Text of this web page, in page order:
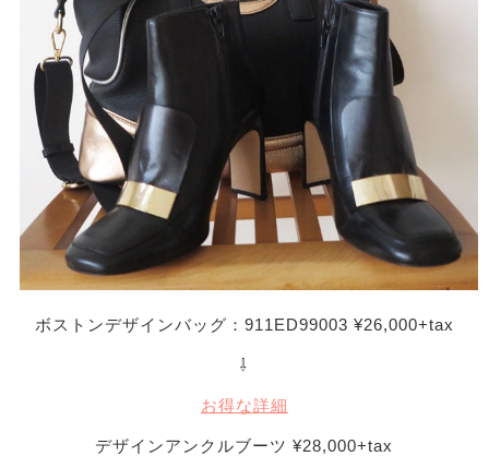
ボストンデザインバッグ：911ED99003 ¥26,000+tax
⇩
お得な詳細
デザインアンクルブーツ ¥28,000+tax